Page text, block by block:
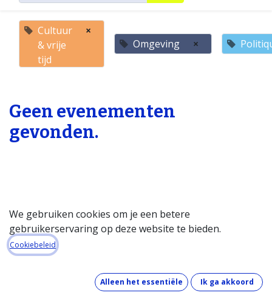
Cultuur
& vrije
tijd
×
Omgeving
×
Geen evenementen
gevonden.
Startpagina
Over de databank
Wat kost de databank?
Hoe werkt de databank?
We gebruiken cookies om je een betere
gebruikerservaring op deze website te bieden.
Cookiebeleid
Alleen het essentiële Ik ga akkoord